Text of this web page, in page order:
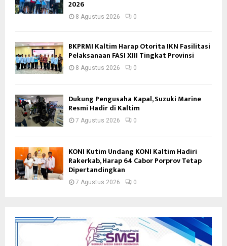
2026
8 Agustus 2026 0
BKPRMI Kaltim Harap Otorita IKN Fasilitasi
Pelaksanaan FASI XIII Tingkat Provinsi
8 Agustus 2026 0
Dukung Pengusaha Kapal, Suzuki Marine
Resmi Hadir di Kaltim
7 Agustus 2026 0
KONI Kutim Undang KONI Kaltim Hadiri
Rakerkab, Harap 64 Cabor Porprov Tetap
Dipertandingkan
7 Agustus 2026 0